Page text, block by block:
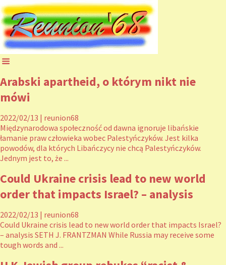
Arabski apartheid, o którym nikt nie
mówi
2022/02/13 | reunion68
Międzynarodowa społeczność od dawna ignoruje libańskie
łamanie praw człowieka wobec Palestyńczyków. Jest kilka
powodów, dla których Libańczycy nie chcą Palestyńczyków.
Jednym jest to, że ...
Could Ukraine crisis lead to new world
order that impacts Israel? – analysis
2022/02/13 | reunion68
Could Ukraine crisis lead to new world order that impacts Israel?
– analysis SETH J. FRANTZMAN While Russia may receive some
tough words and ...